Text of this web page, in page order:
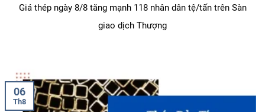
Giá thép ngày 8/8 tăng mạnh 118 nhân dân tệ/tấn trên Sàn
giao dịch Thượng
06
Th8